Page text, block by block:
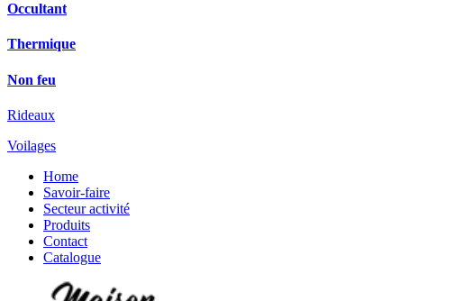
Occultant
Thermique
Non feu
Rideaux
Voilages
Home
Savoir-faire
Secteur activité
Produits
Contact
Catalogue